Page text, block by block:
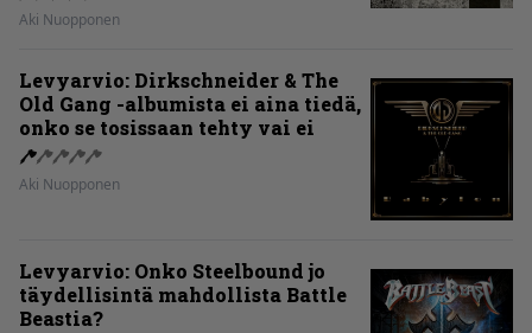
Aki Nuopponen
Levyarvio: Dirkschneider & The
Old Gang -albumista ei aina tiedä,
onko se tosissaan tehty vai ei
Aki Nuopponen
Levyarvio: Onko Steelbound jo
täydellisintä mahdollista Battle
Beastia?